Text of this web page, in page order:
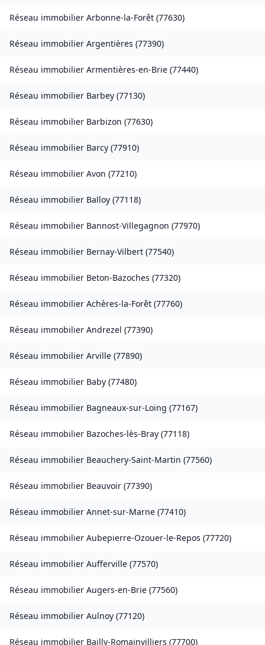
Réseau immobilier Arbonne-la-Forêt (77630)
Réseau immobilier Argentières (77390)
Réseau immobilier Armentières-en-Brie (77440)
Réseau immobilier Barbey (77130)
Réseau immobilier Barbizon (77630)
Réseau immobilier Barcy (77910)
Réseau immobilier Avon (77210)
Réseau immobilier Balloy (77118)
Réseau immobilier Bannost-Villegagnon (77970)
Réseau immobilier Bernay-Vilbert (77540)
Réseau immobilier Beton-Bazoches (77320)
Réseau immobilier Achères-la-Forêt (77760)
Réseau immobilier Andrezel (77390)
Réseau immobilier Arville (77890)
Réseau immobilier Baby (77480)
Réseau immobilier Bagneaux-sur-Loing (77167)
Réseau immobilier Bazoches-lès-Bray (77118)
Réseau immobilier Beauchery-Saint-Martin (77560)
Réseau immobilier Beauvoir (77390)
Réseau immobilier Annet-sur-Marne (77410)
Réseau immobilier Aubepierre-Ozouer-le-Repos (77720)
Réseau immobilier Aufferville (77570)
Réseau immobilier Augers-en-Brie (77560)
Réseau immobilier Aulnoy (77120)
Réseau immobilier Bailly-Romainvilliers (77700)